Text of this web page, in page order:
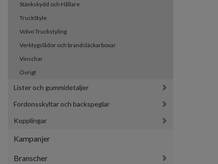
Stänkskydd och Hållare
TruckStyle
Volvo Truckstyling
Verktygslådor och brandsläckarboxar
Vinschar
Övrigt
Lister och gummidetaljer
Fordonsskyltar och backspeglar
Kopplingar
Kampanjer
Branscher